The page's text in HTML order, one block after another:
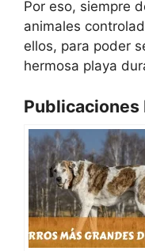
Por eso, siempre
animales
ellos, para poder
hermosa playa
Publicaciones